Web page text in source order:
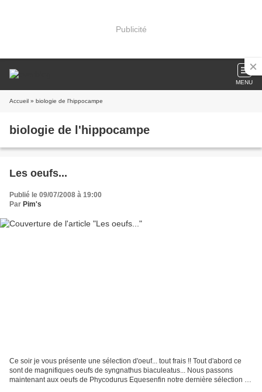
Publicité
MENU
Accueil » biologie de l'hippocampe
biologie de l'hippocampe
Les oeufs...
Publié le 09/07/2008 à 19:00
Par Pim's
Ce soir je vous présente une sélection d'oeuf... tout frais !! Tout d'abord ce
sont de magnifiques oeufs de syngnathus biaculeatus... Nous passons
maintenant aux oeufs de Phycodurus Equesenfin notre dernière sélection du